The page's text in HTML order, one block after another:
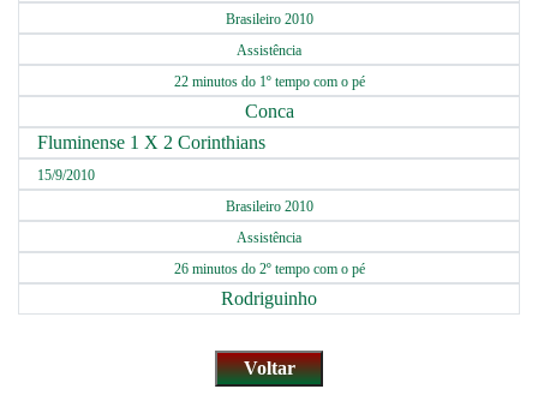
Brasileiro 2010
Assistência
22 minutos do 1º tempo com o pé
Conca
Fluminense 1 X 2 Corinthians
15/9/2010
Brasileiro 2010
Assistência
26 minutos do 2º tempo com o pé
Rodriguinho